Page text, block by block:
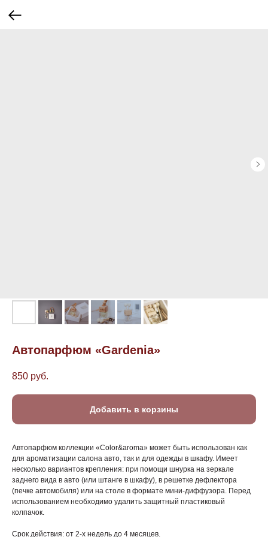
Автопарфюм «Gardenia»
850 руб.
Добавить в корзины
Автопарфюм коллекции «Color&aroma» может быть использован как
для ароматизации салона авто, так и для одежды в шкафу. Имеет
несколько вариантов крепления: при помощи шнурка на зеркале
заднего вида в авто (или штанге в шкафу), в решетке дефлектора
(печке автомобиля) или на столе в формате мини-диффузора. Перед
использованием необходимо удалить защитный пластиковый
колпачок.
Срок действия: от 2-х недель до 4 месяцев.